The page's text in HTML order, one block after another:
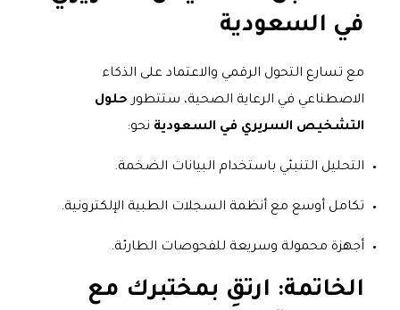
في السعودية
مع تسارع التحول الرقمي والاعتماد على الذكاء
الاصطناعي في الرعاية الصحية، ستتطور حلول
التشخيص السريري في السعودية نحو:
التحليل التنبئي باستخدام البيانات الضخمة.
تكامل أوسع مع أنظمة السجلات الطبية الإلكترونية.
أجهزة محمولة وسريعة للفحوصات الطارئة.
الخاتمة: ارتقِ بمختبرك مع